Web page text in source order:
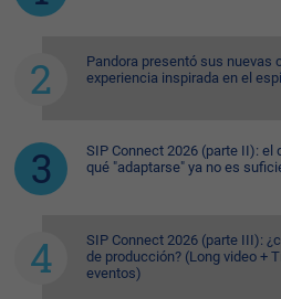
Pandora presentó sus nuevas
experiencia inspirada en el
SIP Connect 2026 (parte II): el
qué "adaptarse" ya no es
SIP Connect 2026 (parte III):
de producción? (Long video +
eventos)